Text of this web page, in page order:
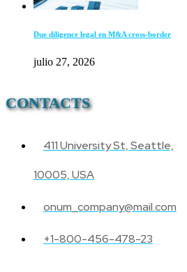
Due diligence legal en M&A cross-border
julio 27, 2026
CONTACTS
411 University St, Seattle,
10005, USA
onum_company@mail.com
+1-800-456-478-23